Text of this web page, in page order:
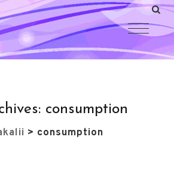
consumption
> consumption